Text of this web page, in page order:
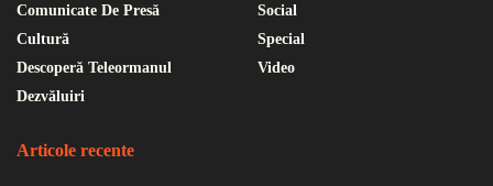
Comunicate De Presă
Cultură
Descoperă Teleormanul
Dezvăluiri
Social
Special
Video
Articole recente